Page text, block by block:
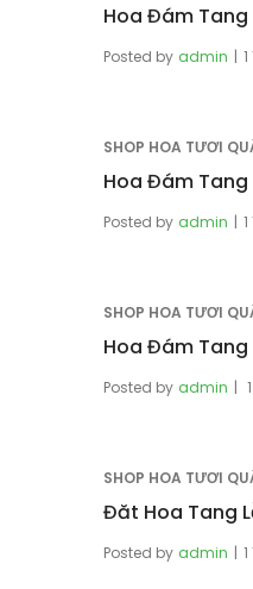
Hoa Đám Tang
Posted by admin
SHOP HOA TƯƠI
Hoa Đám Tang
Posted by admin
SHOP HOA TƯƠI
Hoa Đám Tang
Posted by admin
SHOP HOA TƯƠI
Đăt Hoa Tang
Posted by admin